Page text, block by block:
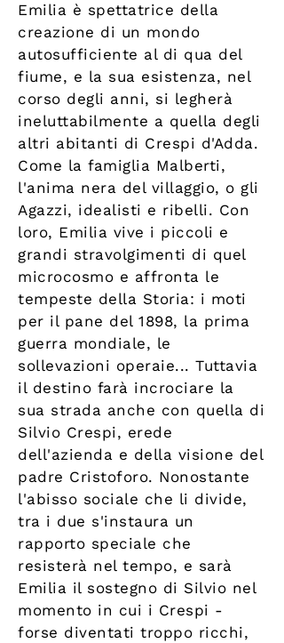
Emilia è spettatrice della
creazione di un mondo
autosufficiente al di qua del
fiume, e la sua esistenza, nel
corso degli anni, si legherà
ineluttabilmente a quella degli
altri abitanti di Crespi d'Adda.
Come la famiglia Malberti,
l'anima nera del villaggio, o gli
Agazzi, idealisti e ribelli. Con
loro, Emilia vive i piccoli e
grandi stravolgimenti di quel
microcosmo e affronta le
tempeste della Storia: i moti
per il pane del 1898, la prima
guerra mondiale, le
sollevazioni operaie... Tuttavia
il destino farà incrociare la
sua strada anche con quella di
Silvio Crespi, erede
dell'azienda e della visione del
padre Cristoforo. Nonostante
l'abisso sociale che li divide,
tra i due s'instaura un
rapporto speciale che
resisterà nel tempo, e sarà
Emilia il sostegno di Silvio nel
momento in cui i Crespi -
forse diventati troppo ricchi,